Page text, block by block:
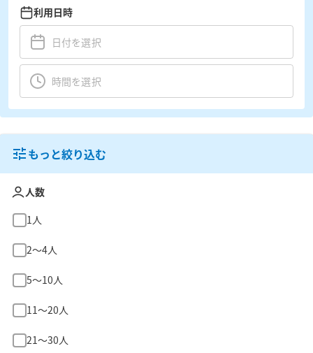
利用日時
もっと絞り込む
人数
1人
2〜4人
5〜10人
11〜20人
21〜30人